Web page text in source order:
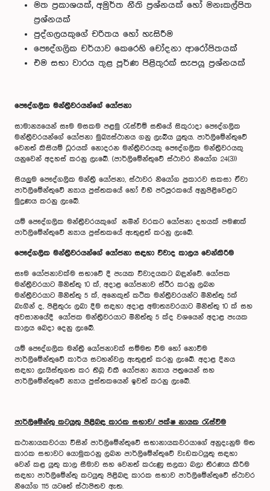
මත ප්‍රකාශයක්, අමුර්ත නීති ප්‍රශ්නයක් හෝ මනඃකල්පිත
ප්‍රශ්නයක්
පුද්ගලයකුගේ චරිතය හෝ හැසිරීම
පෞද්ගලික චර්යාව කෙරෙහි චෝදනා ආරෝපිතයක්
එම සභා වාරය තුළ පූර්ණ පිළිතුරක් සැපයූ ප්‍රශ්නයක්
පෞද්ගලික මන්ත්‍රීවරයන්ගේ යෝජනා
සාමාන්‍යයෙන් සෑම මසකම පළමු රැස්වීම් සතියේ සිකුරාදා පෞද්ගලික
මන්ත්‍රීවරයන්ගේ යෝජනා මුඛ්‍යස්ථානය ගනු ලැබිය යුතුය. පාර්ලිමේන්තුවේ
වෙනත් කිසියම් ධූරයක් නොදරන මන්ත්‍රීවරයකු පෞද්ගලික මන්ත්‍රීවරයකු
යනුවෙන් අදහස් කරනු ලැබේ. (පාර්ලිමේන්තුවේ ස්ථාවර නියෝග 24(3))
සියලුම පෞද්ගලික මන්ත්‍රී යෝජනා, ස්ථාවර නියෝග ප්‍රකාරව සකසා ඒවා
පාර්ලිමේන්තුවේ න්‍යාය පුස්තකයේ හෝ එහි පරිපූරකයේ අනුපිළිවෙළට
මුද්‍රණය කරනු ලැබේ.
යම් පෞද්ගලික මන්ත්‍රීවරයකුගේ නමින් වරකට යෝජනා දහයක් පමණක්
පාර්ලිමේන්තුවේ න්‍යාය පුස්තකයේ ඇතුළත් කරනු ලැබේ.
පෞද්ගලික මන්ත්‍රීවරයන්ගේ යෝජනා සඳහා විවාද කාලය වෙන්කිරීම
සෑම යෝජනාවක්ම සභාවේ දී පැයක විවාදයකට බඳුන්වේ. යෝජක
මන්ත්‍රීවරයාට මිනිත්තු 10 ක්, අදාළ යෝජනාව ස්ථීර කරනු ලබන
මන්ත්‍රීවරයාට මිනිත්තු 5 ක්, අනෙකුත් කථික මන්ත්‍රීවරයන්ට මිනිත්තු 5ක්
බැගින් ද, පිළිතුරු ලබා දීම සඳහා අදාළ අමාත්‍යවරයාට මිනිත්තු 10 ක් සහ
අවසානයේදී යෝජක මන්ත්‍රීවරයාට මිනිත්තු 5 ක්ද වශයෙන් අදාළ පැයක
කාලය බෙදා දෙනු ලැබේ.
යම් පෞද්ගලික මන්ත්‍රී යෝජනාවක් සම්මත වීම හෝ නොවීම
පාර්ලිමේන්තුවේ කාර්ය සටහන්වල ඇතුළත් කරනු ලැබේ. අදාළ දිනය
සඳහා ලැයිස්තුගත කර තිබූ එකී යෝජනා න්‍යාය පත්‍රයෙන් සහ
පාර්ලිමේන්තුවේ න්‍යාය පුස්තකයෙන් ඉවත් කරනු ලැබේ.
පාර්ලිමේන්තු කටයුතු පිළිබඳ කාරක සභාව/ පක්ෂ නායක රැස්වීම
කථානායකවරයා විසින් පාර්ලිමේන්තුවේ සභානායකවරයාගේ අනුදැනුම මත
කාරක සභාවට යොමුකරනු ලබන පාර්ලිමේන්තුවේ වැඩකටයුතු සඳහා
වෙන් කළ යුතු කාල සීමාව සහ වෙනත් කරුණු සලකා බලා තීරණය කිරීම
සඳහා පාර්ලිමේන්තු කටයුතු පිළිබඳ කාරක සභාව පාර්ලිමේන්තුවේ ස්ථාවර
නියෝග 115 යටතේ ස්ථාපිතව ඇත.